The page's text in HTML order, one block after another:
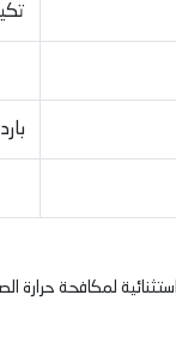
170 واط، يوفر مبرد هواء أي دو 60